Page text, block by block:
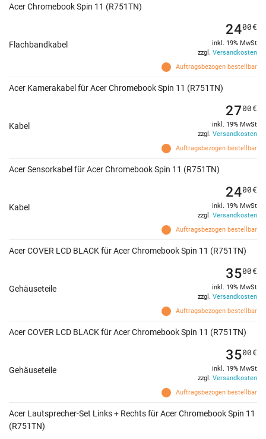
Acer Chromebook Spin 11 (R751TN)
Flachbandkabel
Auftragsbezogen bestellbar
2400€
inkl. 19% MwSt
zzgl. Versandkosten
Acer Kamerakabel für Acer Chromebook Spin 11 (R751TN)
Kabel
Auftragsbezogen bestellbar
2700€
inkl. 19% MwSt
zzgl. Versandkosten
Acer Sensorkabel für Acer Chromebook Spin 11 (R751TN)
Kabel
Auftragsbezogen bestellbar
2400€
inkl. 19% MwSt
zzgl. Versandkosten
Acer COVER LCD BLACK für Acer Chromebook Spin 11 (R751TN)
Gehäuseteile
Auftragsbezogen bestellbar
3500€
inkl. 19% MwSt
zzgl. Versandkosten
Acer COVER LCD BLACK für Acer Chromebook Spin 11 (R751TN)
Gehäuseteile
Auftragsbezogen bestellbar
3500€
inkl. 19% MwSt
zzgl. Versandkosten
Acer Lautsprecher-Set Links + Rechts für Acer Chromebook Spin 11
(R751TN)